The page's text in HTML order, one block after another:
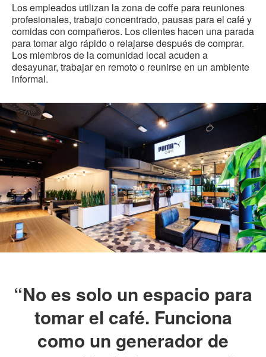
Los empleados utilizan la zona de coffe para reuniones
profesionales, trabajo concentrado, pausas para el café y
comidas con compañeros. Los clientes hacen una parada
para tomar algo rápido o relajarse después de comprar.
Los miembros de la comunidad local acuden a
desayunar, trabajar en remoto o reunirse en un ambiente
informal.
“No es solo un espacio para
tomar el café. Funciona
como un generador de